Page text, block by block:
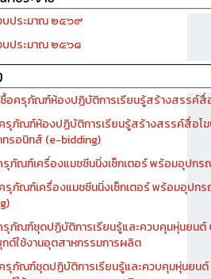
ประมาณ ๒๕๖๙
ประมาณ ๒๕๖๘
ซื้อครุภัณฑ์ห้องปฏิบัติการเรียนรู้สร้างสรรค์
รุภัณฑ์ห้องปฏิบัติการเรียนรู้สร้างสรรค์สื่อโ
ทรอนิกส์ (e-bidding)
รุภัณฑ์เครื่องแมชชีนนิ่งเซ็กเตอร์ พร้อมอุปก
รุภัณฑ์เครื่องแมชชีนนิ่งเซ็กเตอร์ พร้อมอุปก
รุภัณฑ์ชุดปฏิบัติการเรียนรู้และควบคุมหุ่นยน
กต์ใช้งานอุตสาหกรรมการผลิต